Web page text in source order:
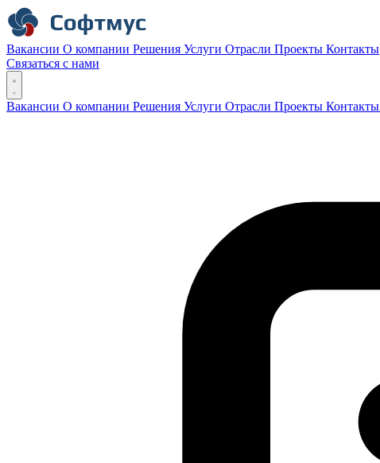
Вакансии О компании Решения Услуги Отрасли Проекты Контакты
Связаться с нами
Вакансии О компании Решения Услуги Отрасли Проекты Контакты